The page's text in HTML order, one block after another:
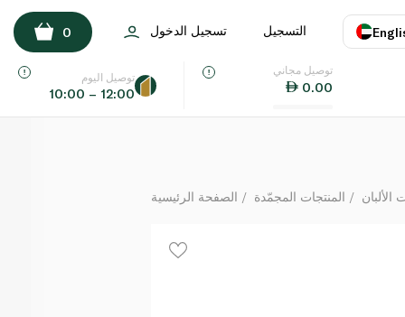
اللغة
التسجيل تسجيل الدخول 0
توصيل مجاني
0.00
توصيل اليوم
10:00 – 12:00
الصفحة الرئيسية المنتجات المجمّدة